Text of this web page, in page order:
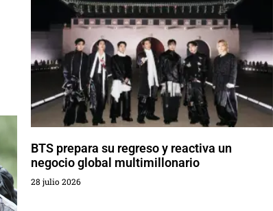
BTS prepara su regreso y reactiva un
negocio global multimillonario
28 julio 2026